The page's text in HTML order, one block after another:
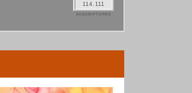
114.111
SUSCRIPTORES